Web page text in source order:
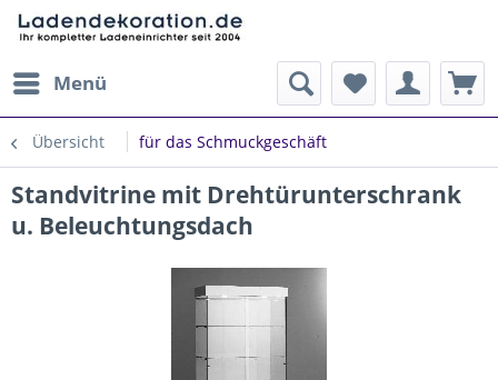
Menü
Übersicht für das Schmuckgeschäft
Standvitrine mit Drehtürunterschrank
u. Beleuchtungsdach